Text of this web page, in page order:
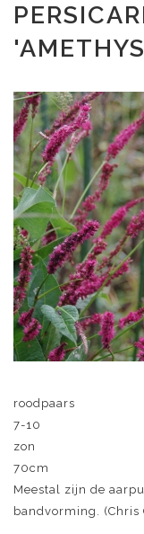
roodpaars
7-10
zon
70cm
Meestal zijn de
bandvorming. (Chris